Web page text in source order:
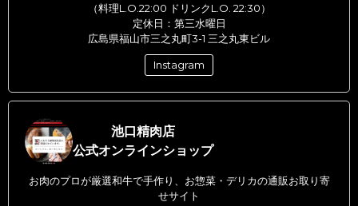
（料理L.O.22:00 ドリンクL.O. 22:30）
定休日：第三水曜日
広島県福山市三之丸町3-1 三之丸東ビル
Instagram
池口精肉店
公式オンラインショップ
お肉のプロが厳選和牛で手作り、お惣菜・デリカの通販お取り寄
せサイト